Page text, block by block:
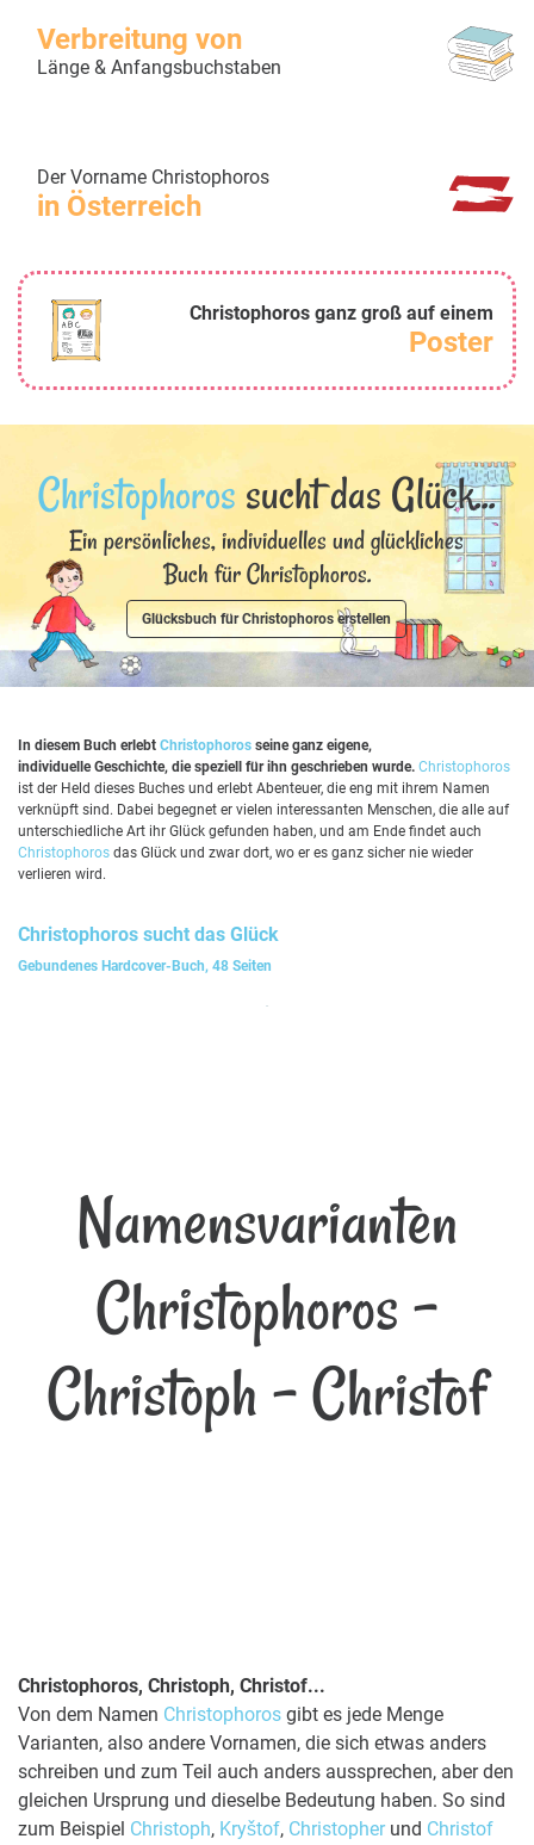
Verbreitung von
Länge & Anfangsbuchstaben
Der Vorname Christophoros
in Österreich
Christophoros ganz groß auf einem
Poster
Christophoros sucht das Glück...
Ein persönliches, individuelles und glückliches
Buch für Christophoros.
Glücksbuch für Christophoros erstellen
In diesem Buch erlebt Christophoros seine ganz eigene,
individuelle Geschichte, die speziell für ihn geschrieben wurde. Christophoros
ist der Held dieses Buches und erlebt Abenteuer, die eng mit ihrem Namen
verknüpft sind. Dabei begegnet er vielen interessanten Menschen, die alle auf
unterschiedliche Art ihr Glück gefunden haben, und am Ende findet auch
Christophoros das Glück und zwar dort, wo er es ganz sicher nie wieder
verlieren wird.
Christophoros sucht das Glück
Gebundenes Hardcover-Buch, 48 Seiten
Namensvarianten
Christophoros -
Christoph - Christof
Christophoros, Christoph, Christof...
Von dem Namen Christophoros gibt es jede Menge
Varianten, also andere Vornamen, die sich etwas anders
schreiben und zum Teil auch anders aussprechen, aber den
gleichen Ursprung und dieselbe Bedeutung haben. So sind
zum Beispiel Christoph, Kryštof, Christopherund Christof